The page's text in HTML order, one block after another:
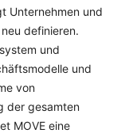
Unternehmen und
definieren.
und
und
von
der gesamten
MOVE eine